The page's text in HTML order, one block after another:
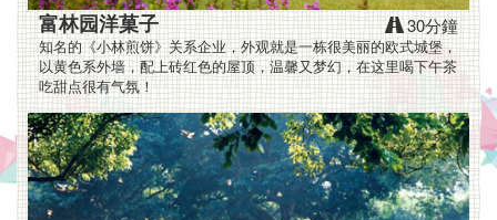
及
包
车
服
富林园洋菓子 30分鐘
知名的《小林煎饼》关系企业，外观就是一栋很美丽的欧式城堡，
以黄色系外墙，配上砖红色的屋顶，温馨又梦幻，在这里喝下午茶
吃甜点很有气氛！